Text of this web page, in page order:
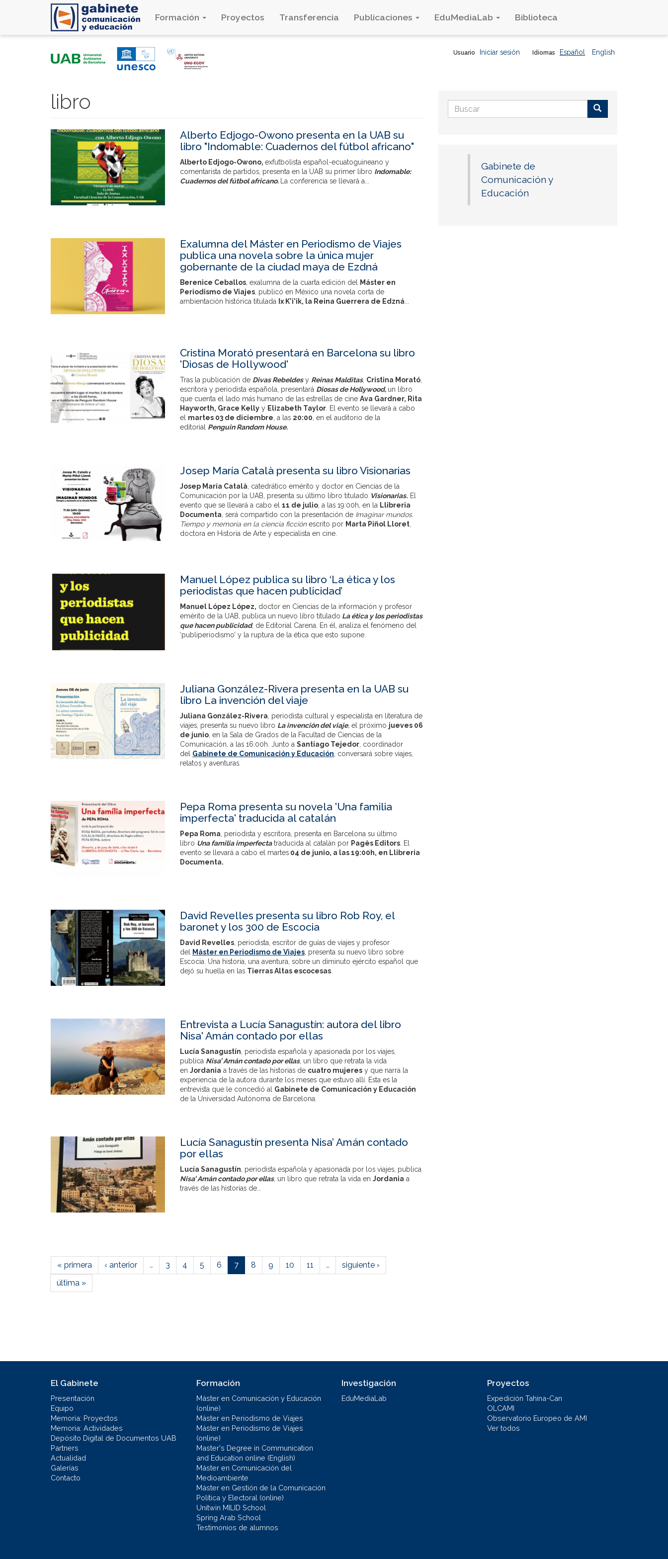
Formación Proyectos Transferencia Publicaciones EduMediaLab Biblioteca
Idiomas Español English
Usuario Iniciar sesión
libro
Alberto Edjogo-Owono presenta en la UAB su
libro "Indomable: Cuadernos del fútbol africano"
Alberto Edjogo-Owono, exfutbolista español-ecuatoguineano y
comentarista de partidos, presenta en la UAB su primer libro Indomable:
Cuadernos del fútbol africano.
La conferencia se llevará a...
Exalumna del Máster en Periodismo de Viajes
publica una novela sobre la única mujer
gobernante de la ciudad maya de Ezdná
Berenice Ceballos, exalumna de la cuarta edición del
Máster en
Periodismo de Viajes, publicó en México una novela corta de
ambientación histórica titulada Ix K'i'ik, la Reina Guerrera de Edzná
Cristina Morató presentará en Barcelona su libro
'Diosas de Hollywood'
Tras la publicación de Divas Rebeldesy Reinas Malditas, Cristina Morató,
escritora y periodista española, presentará Diosas de Hollywood, un libro
que cuenta el lado más humano de las estrellas de cine Ava Gardner, Rita
Hayworth, Grace Kellyy Elizabeth Taylor. El evento se llevará a cabo
el martes 03 de diciembre, a las 20:00, en el auditorio de la
editorial Penguin Random House.
Josep María Català presenta su libro Visionarias
Josep María Català, catedrático emérito y doctor en Ciencias de la
Comunicación por la UAB, presenta su último libro titulado Visionarias. El
evento que se llevará a cabo el 11 de julio, a las 19:00h, en la Llibreria
Documenta, será compartido con la presentación de Imaginar mundos.
Tiempo y memoria en la ciencia ficciónescrito por Marta Piñol Lloret,
doctora en Historia de Arte y especialista en cine.
Manuel López publica su libro ‘La ética y los
periodistas que hacen publicidad’
Manuel López López, doctor en Ciencias de la información y profesor
emérito de la UAB, publica un nuevo libro titulado La ética y los periodistas
que hacen publicidad, de Editorial Carena. En él, analiza el fenómeno del
‘publiperiodismo’ y la ruptura de la ética que esto supone.
Juliana González-Rivera presenta en la UAB su
libro La invención del viaje
Juliana González-Rivera , periodista cultural y especialista en literatura de
viajes, presenta su nuevo libro La invención del viaje, el próximo jueves 06
de junio, en la Sala de Grados de la Facultad de Ciencias de la
Comunicación, a las 16:00h. Junto a Santiago Tejedor, coordinador
del Gabinete de Comunicación y Educación , conversará sobre viajes,
relatos y aventuras.
Pepa Roma presenta su novela 'Una familia
imperfecta' traducida al catalán
Pepa Roma , periodista y escritora, presenta en Barcelona su último
libro Una familia imperfectatraducida al catalán por Pagès Editors. El
evento se llevará a cabo el martes04 de junio, a las 19:00h, en Llibreria
Documenta.
David Revelles presenta su libro Rob Roy, el
baronet y los 300 de Escocia
David Revelles, periodista, escritor de guías de viajes y profesor
del
Máster en Periodismo de Viajes, presenta su nuevo libro sobre
Escocia. Una historia, una aventura, sobre un diminuto ejército español que
dejó su huella en las Tierras Altas escocesas.
Entrevista a Lucía Sanagustín: autora del libro
Nisa' Amán contado por ellas
Lucía Sanagustín , periodista española y apasionada por los viajes,
publica Nisa’ Amán contado por ellas, un libro que retrata la vida
en Jordania a través de las historias de cuatro mujeresy que narra la
experiencia de la autora durante los meses que estuvo allí. Esta es la
entrevista que le concedió al Gabinete de Comunicación y Educación
de la Universidad Autónoma de Barcelona.
Lucía Sanagustín presenta Nisa’ Amán contado
por ellas
Lucía Sanagustín , periodista española y apasionada por los viajes, publica
Nisa’ Amán contado por ellas, un libro que retrata la vida en Jordania a
través de las historias de...
« primera ‹ anterior … 3 4 5 6 7 8 9 10 11 …
siguiente ›
última »
Formulario
de
Gabinete de
Comunicación y
Educación
El Gabinete
Presentación
Equipo
Memoria: Proyectos
Memoria: Actividades
Depósito Digital de Documentos UAB
Partners
Actualidad
Galerías
Contacto
Formación
Máster en Comunicación y Educación
(online)
Máster en Periodismo de Viajes
Máster en Periodismo de Viajes
(online)
Master's Degree in Communication
and Education online (English)
Máster en Comunicación del
Medioambiente
Máster en Gestión de la Comunicación
Política y Electoral (online)
Unitwin MILID School
Spring Arab School
Testimonios de alumnos
Investigación
EduMediaLab
Proyectos
Expedición Tahina-Can
OLCAMI
Observatorio Europeo de AMI
Ver todos